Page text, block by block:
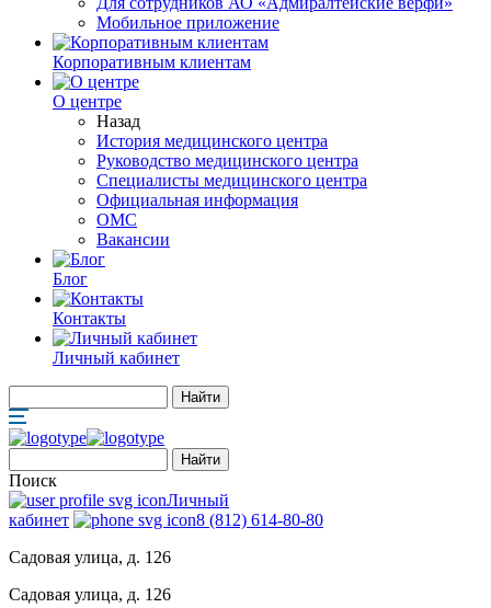
Мобильное приложение
Корпоративным клиентам
О центре
Назад
История медицинского центра
Руководство медицинского центра
Специалисты медицинского центра
Официальная информация
ОМС
Вакансии
Блог
Контакты
Личный кабинет
Поиск
Личный
кабинет
8 (812) 614-80-80
Садовая улица, д. 126
Садовая улица, д. 126